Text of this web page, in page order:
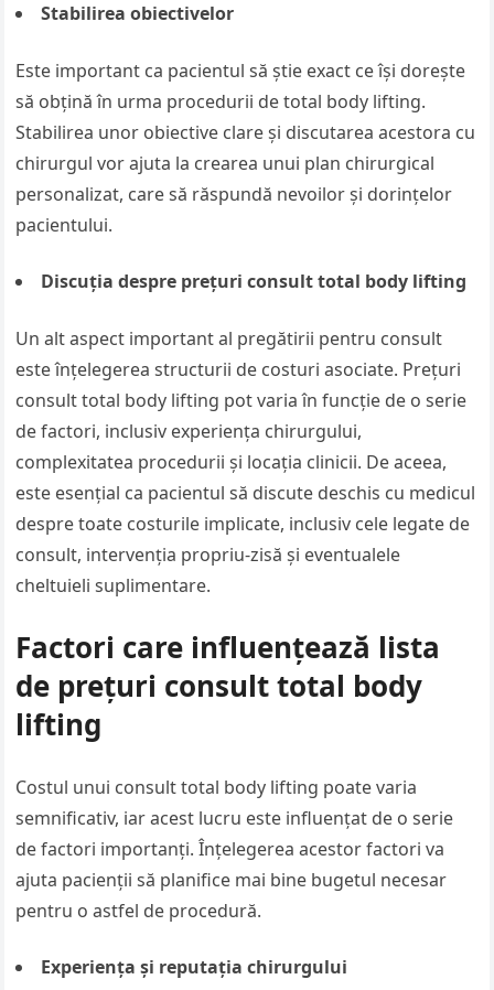
Stabilirea obiectivelor
Este important ca pacientul să știe exact ce își dorește
să obțină în urma procedurii de total body lifting.
Stabilirea unor obiective clare și discutarea acestora cu
chirurgul vor ajuta la crearea unui plan chirurgical
personalizat, care să răspundă nevoilor și dorințelor
pacientului.
Discuția despre prețuri consult total body lifting
Un alt aspect important al pregătirii pentru consult
este înțelegerea structurii de costuri asociate. Prețuri
consult total body lifting pot varia în funcție de o serie
de factori, inclusiv experiența chirurgului,
complexitatea procedurii și locația clinicii. De aceea,
este esențial ca pacientul să discute deschis cu medicul
despre toate costurile implicate, inclusiv cele legate de
consult, intervenția propriu-zisă și eventualele
cheltuieli suplimentare.
Factori care influențează lista
de prețuri consult total body
lifting
Costul unui consult total body lifting poate varia
semnificativ, iar acest lucru este influențat de o serie
de factori importanți. Înțelegerea acestor factori va
ajuta pacienții să planifice mai bine bugetul necesar
pentru o astfel de procedură.
Experiența și reputația chirurgului